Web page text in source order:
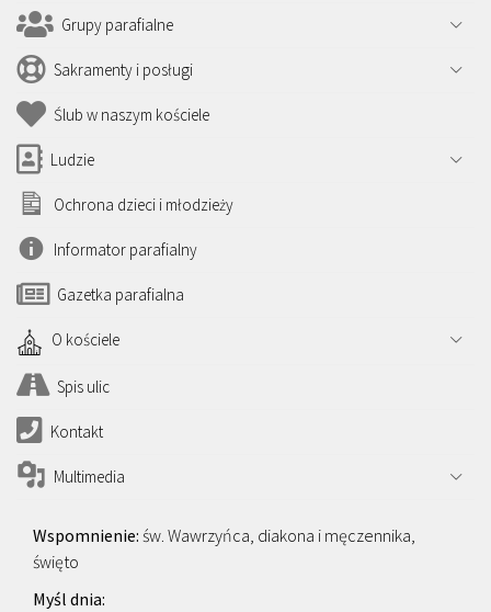
Grupy parafialne
Sakramenty i posługi
Ślub w naszym kościele
Ludzie
Ochrona dzieci i młodzieży
Informator parafialny
Gazetka parafialna
O kościele
Spis ulic
Kontakt
Multimedia
św. Wawrzyńca, diakona i męczennika,
święto